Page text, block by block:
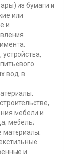
из бумаги и
или
и
вод, в
мебели и
мебель;
материалы,
и